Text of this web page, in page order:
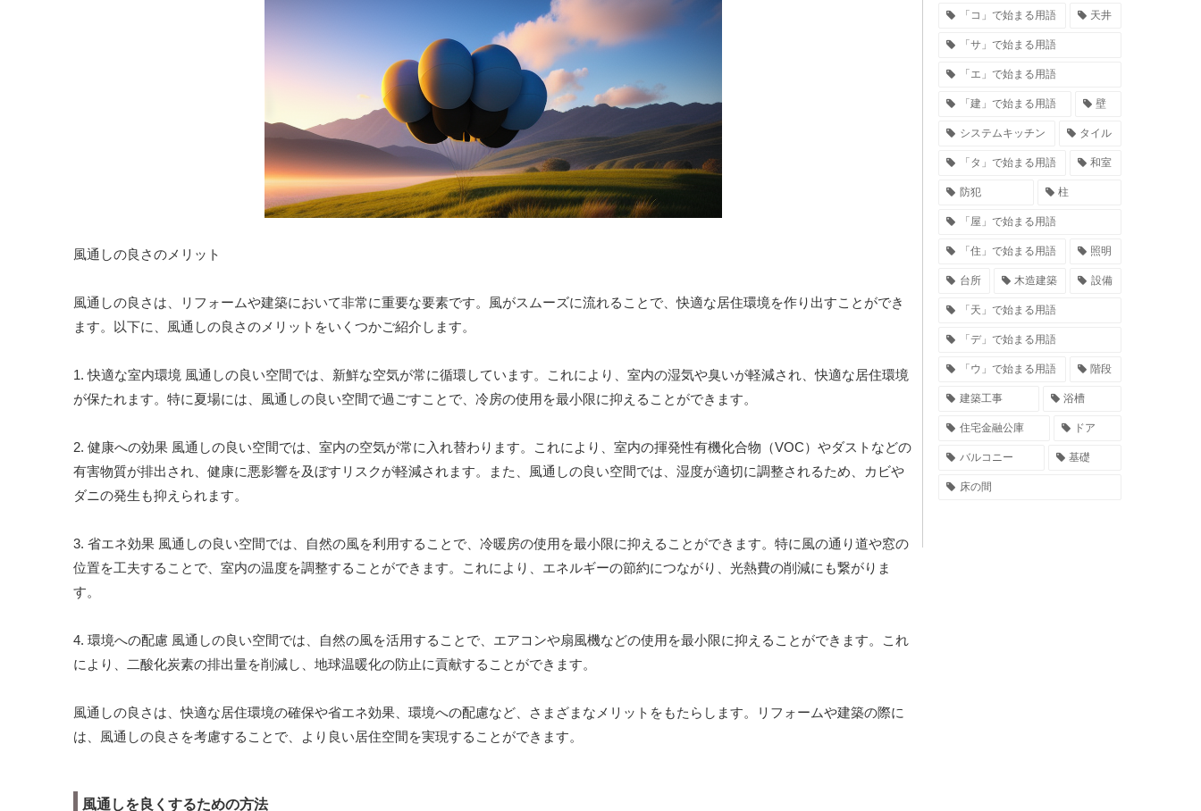
風通しの良さのメリット
風通しの良さは、リフォームや建築において非常に重要な要素です。風がスムーズに流れることで、快適な居住環境を作り出すことができ
ます。以下に、風通しの良さのメリットをいくつかご紹介します。
1. 快適な室内環境 風通しの良い空間では、新鮮な空気が常に循環しています。これにより、室内の湿気や臭いが軽減され、快適な居住環境
が保たれます。特に夏場には、風通しの良い空間で過ごすことで、冷房の使用を最小限に抑えることができます。
2. 健康への効果 風通しの良い空間では、室内の空気が常に入れ替わります。これにより、室内の揮発性有機化合物（VOC）やダストなどの
有害物質が排出され、健康に悪影響を及ぼすリスクが軽減されます。また、風通しの良い空間では、湿度が適切に調整されるため、カビや
ダニの発生も抑えられます。
3. 省エネ効果 風通しの良い空間では、自然の風を利用することで、冷暖房の使用を最小限に抑えることができます。特に風の通り道や窓の
位置を工夫することで、室内の温度を調整することができます。これにより、エネルギーの節約につながり、光熱費の削減にも繋がりま
す。
4. 環境への配慮 風通しの良い空間では、自然の風を活用することで、エアコンや扇風機などの使用を最小限に抑えることができます。これ
により、二酸化炭素の排出量を削減し、地球温暖化の防止に貢献することができます。
風通しの良さは、快適な居住環境の確保や省エネ効果、環境への配慮など、さまざまなメリットをもたらします。リフォームや建築の際に
は、風通しの良さを考慮することで、より良い居住空間を実現することができます。
風通しを良くするための方法
「コ」で始まる用語 天井
「サ」で始まる用語
「エ」で始まる用語
「建」で始まる用語 壁
システムキッチン タイル
「タ」で始まる用語 和室
防犯 柱
「屋」で始まる用語
「住」で始まる用語 照明
台所 木造建築 設備
「天」で始まる用語
「デ」で始まる用語
「ウ」で始まる用語 階段
建築工事 浴槽
住宅金融公庫 ドア
バルコニー 基礎
床の間